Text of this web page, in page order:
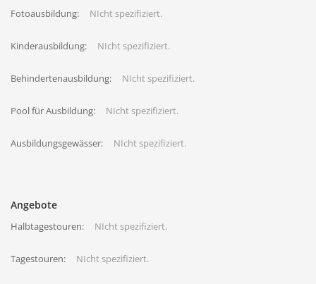
Fotoausbildung: NIcht spezifiziert.
Kinderausbildung: NIcht spezifiziert.
Behindertenausbildung: NIcht spezifiziert.
Pool für Ausbildung: NIcht spezifiziert.
Ausbildungsgewässer: NIcht spezifiziert.
Angebote
Halbtagestouren: NIcht spezifiziert.
Tagestouren: NIcht spezifiziert.